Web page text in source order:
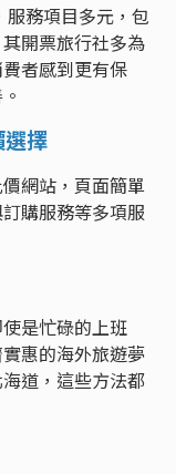
務項目多元，包
開票旅行社多為
者感到更有保
擇
網站，頁面簡單
購服務等多項服
是忙碌的上班
惠的海外旅遊夢
道，這些方法都